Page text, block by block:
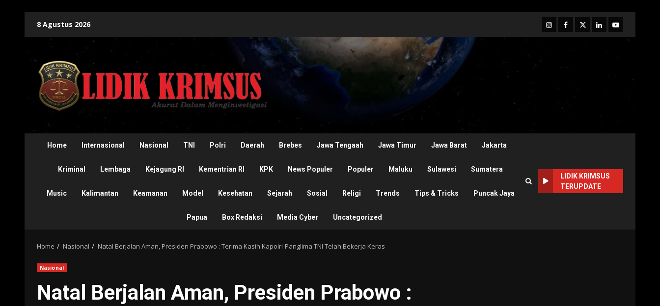
content
8 Agustus 2026 InstagramFacebook
TwitterLinkedinYoutube
Home Internasional Nasional TNI Polri Daerah Brebes Jawa Tengaah Jawa Timur Jawa Barat Jakarta
Kriminal Lembaga Kejagung RI Kementrian RI KPK News Populer Populer Maluku Sulawesi Sumatera
Music Kalimantan Keamanan Model Kesehatan Sejarah Sosial Religi Trends Tips & Tricks Puncak Jaya
Papua Box Redaksi Media Cyber Uncategorized
LIDIK KRIMSUS
TERUPDATE
Home Nasional Natal Berjalan Aman, Presiden Prabowo : Terima Kasih Kapolri-Panglima TNI Telah Bekerja Keras
Nasional
Natal Berjalan Aman, Presiden Prabowo :